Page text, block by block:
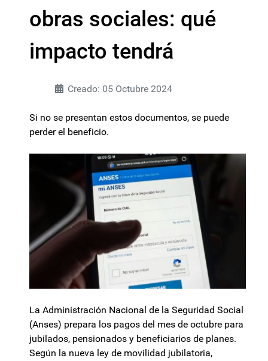
obras sociales: qué
impacto tendrá
Creado: 05 Octubre 2024
Si no se presentan estos documentos, se puede
perder el beneficio.
La Administración Nacional de la Seguridad Social
(Anses) prepara los pagos del mes de octubre para
jubilados, pensionados y beneficiarios de planes.
Según la nueva ley de movilidad jubilatoria,